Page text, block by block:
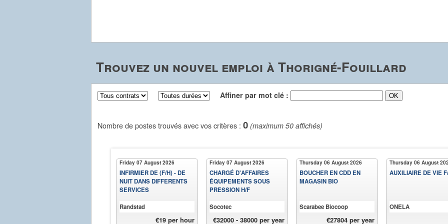
Trouvez un nouvel emploi à Thorigné-Fouillard
Affiner par mot clé :
Nombre de postes trouvés avec vos critères : 0 (maximum 50 affichés)
Friday 07 August 2026
INFIRMIER DE (F/H) - DE
NUIT DANS DIFFERENTS
SERVICES
Randstad
€19 per hour
Friday 07 August 2026
CHARGÉ D'AFFAIRES
ÉQUIPEMENTS SOUS
PRESSION H/F
Socotec
€32000 - 38000 per year
Thursday 06 August 2026
BOUCHER EN CDD EN
MAGASIN BIO
Scarabee Biocoop
€27804 per year
Thursday 06 August
AUXILIAIRE DE VIE
ONELA